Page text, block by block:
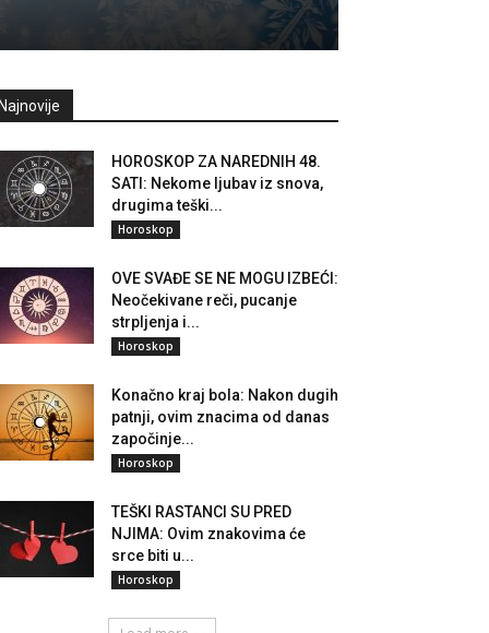
Najnovije
HOROSKOP ZA NAREDNIH 48.
SATI: Nekome ljubav iz snova,
drugima teški...
Horoskop
OVE SVAĐE SE NE MOGU IZBEĆI:
Neočekivane reči, pucanje
strpljenja i...
Horoskop
Konačno kraj bola: Nakon dugih
patnji, ovim znacima od danas
započinje...
Horoskop
TEŠKI RASTANCI SU PRED
NJIMA: Ovim znakovima će
srce biti u...
Horoskop